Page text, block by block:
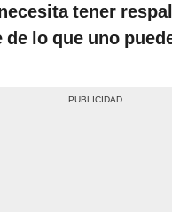
tener
lo que uno